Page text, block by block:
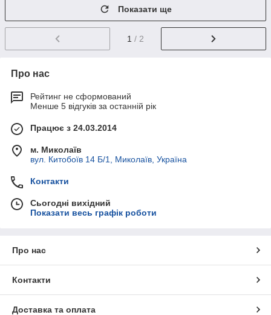
Показати ще
1 / 2
Про нас
Рейтинг не сформований
Менше 5 відгуків за останній рік
Працює з 24.03.2014
м. Миколаїв
вул. Китобоїв 14 Б/1, Миколаїв, Україна
Контакти
Сьогодні вихідний
Показати весь графік роботи
Про нас
Контакти
Доставка та оплата